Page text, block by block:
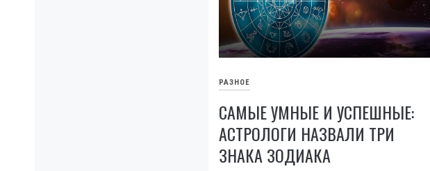
РАЗНОЕ
САМЫЕ УМНЫЕ И УСПЕШНЫЕ:
АСТРОЛОГИ НАЗВАЛИ ТРИ
ЗНАКА ЗОДИАКА